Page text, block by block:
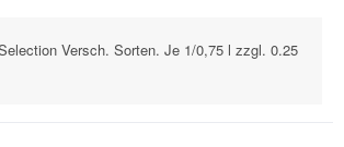
Versch. Sorten. Je 1/0,75 l zzgl. 0.25